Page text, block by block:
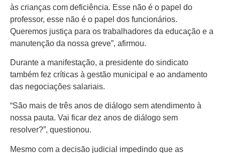
às crianças com deficiência. Esse não é o papel do
professor, esse não é o papel dos funcionários.
Queremos justiça para os trabalhadores da educação e a
manutenção da nossa greve”, afirmou.
Durante a manifestação, a presidente do sindicato
também fez críticas à gestão municipal e ao andamento
das negociações salariais.
“São mais de três anos de diálogo sem atendimento à
nossa pauta. Vai ficar dez anos de diálogo sem
resolver?”, questionou.
Mesmo com a decisão judicial impedindo que as